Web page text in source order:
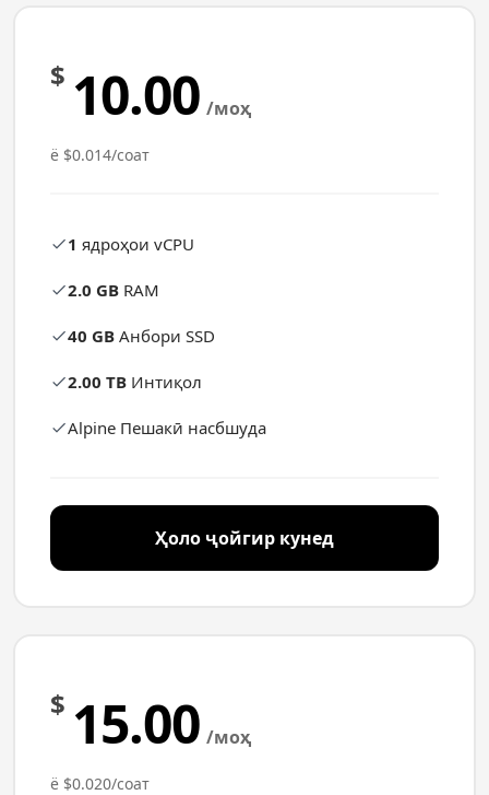
$ 10.00 /моҳ
ё $0.014/соат
1 ядроҳои vCPU
2.0 GB RAM
40 GB Анбори SSD
2.00 TB Интиқол
Alpine Пешакӣ насбшуда
Ҳоло ҷойгир кунед
$ 15.00 /моҳ
ё $0.020/соат